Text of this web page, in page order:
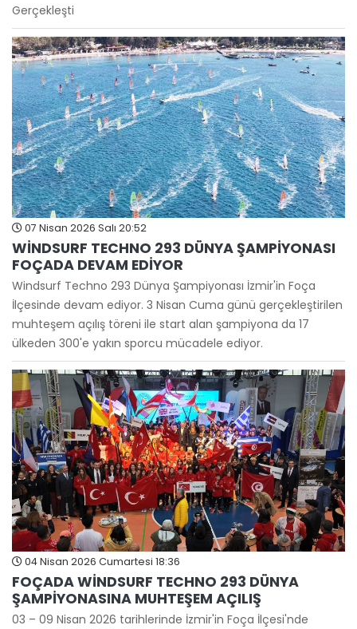
Gerçekleşti
07 Nisan 2026 Salı 20:52
WİNDSURF TECHNO 293 DÜNYA ŞAMPİYONASI
FOÇADA DEVAM EDİYOR
Windsurf Techno 293 Dünya Şampiyonası İzmir'in Foça
İlçesinde devam ediyor. 3 Nisan Cuma günü gerçekleştirilen
muhteşem açılış töreni ile start alan şampiyona da 17
ülkeden 300'e yakın sporcu mücadele ediyor.
04 Nisan 2026 Cumartesi 18:36
FOÇADA WİNDSURF TECHNO 293 DÜNYA
ŞAMPİYONASINA MUHTEŞEM AÇILIŞ
03 – 09 Nisan 2026 tarihlerinde İzmir'in Foça İlçesi'nde